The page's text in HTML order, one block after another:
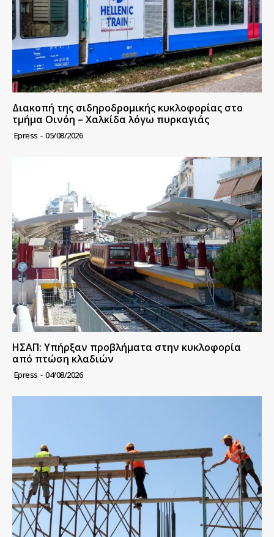
Διακοπή της σιδηροδρομικής κυκλοφορίας στο
τμήμα Οινόη – Χαλκίδα λόγω πυρκαγιάς
Epress - 05/08/2026
ΗΣΑΠ: Υπήρξαν προβλήματα στην κυκλοφορία
από πτώση κλαδιών
Epress - 04/08/2026